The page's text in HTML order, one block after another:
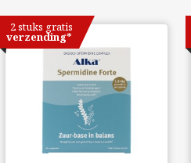
2 stuks gratis
verzending*